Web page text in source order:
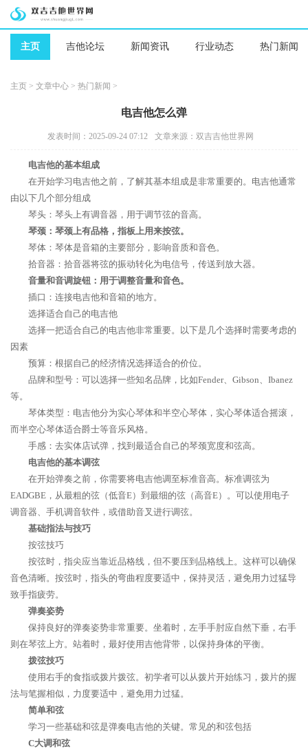
主页 吉他论坛 新闻资讯 行业动态 热门新闻
主页 > 文章中心 > 热门新闻 >
电吉他怎么弹
发表时间：2025-09-24 07:12 文章来源：双吉吉他世界网
电吉他的基本组成
在开始学习电吉他之前，了解其基本组成是非常重要的。电吉他通常
由以下几个部分组成
琴头：琴头上有调音器，用于调节弦的音高。
琴颈：琴颈上有品格，指板上用来按弦。
琴体：琴体是音箱的主要部分，影响音质和音色。
拾音器：拾音器将弦的振动转化为电信号，传送到放大器。
音量和音调旋钮：用于调整音量和音色。
插口：连接电吉他和音箱的地方。
选择适合自己的电吉他
选择一把适合自己的电吉他非常重要。以下是几个选择时需要考虑的
因素
预算：根据自己的经济情况选择适合的价位。
品牌和型号：可以选择一些知名品牌，比如Fender、Gibson、Ibanez
等。
琴体类型：电吉他分为实心琴体和半空心琴体，实心琴体适合摇滚，
而半空心琴体适合爵士等音乐风格。
手感：去实体店试弹，找到最适合自己的琴颈宽度和弦高。
电吉他的基本调弦
在开始弹奏之前，你需要将电吉他调至标准音高。标准调弦为
EADGBE，从最粗的弦（低音E）到最细的弦（高音E）。可以使用电子
调音器、手机调音软件，或借助音叉进行调弦。
基础指法与技巧
按弦技巧
按弦时，指尖应当靠近品格线，但不要压到品格线上。这样可以确保
音色清晰。按弦时，指头的弯曲程度要适中，保持灵活，避免用力过猛导
致手指疲劳。
弹奏姿势
保持良好的弹奏姿势非常重要。坐着时，左手手肘应自然下垂，右手
则在琴弦上方。站着时，最好使用吉他背带，以保持身体的平衡。
拨弦技巧
使用右手的食指或拨片拨弦。初学者可以从拨片开始练习，拨片的握
法与笔握相似，力度要适中，避免用力过猛。
简单和弦
学习一些基础和弦是弹奏电吉他的关键。常见的和弦包括
C大调和弦